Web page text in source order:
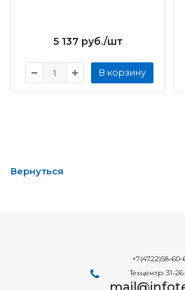
5 137 руб./шт
В корзину
Вернуться
+7(4722)58-60-
Техцентр: 31-